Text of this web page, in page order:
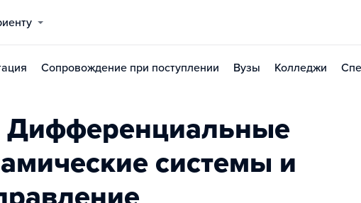
Сопровождение при поступлении Вузы Колледжи
Дифференциальные
системы и